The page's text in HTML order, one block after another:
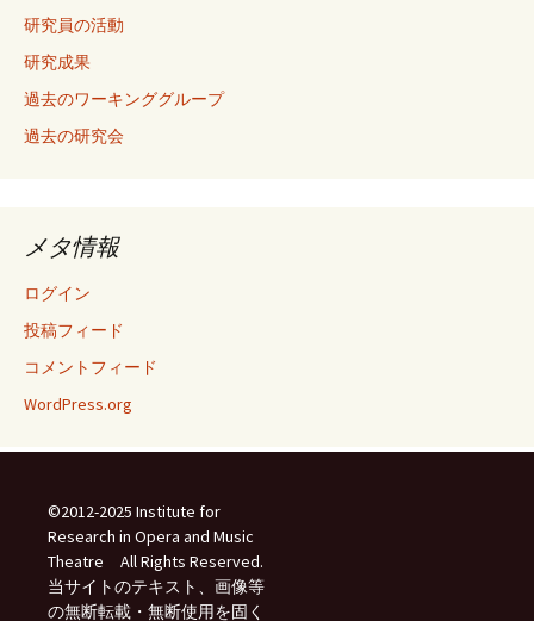
研究員の活動
研究成果
過去のワーキンググループ
過去の研究会
メタ情報
ログイン
投稿フィード
コメントフィード
WordPress.org
©2012-2025 Institute for
Research in Opera and Music
Theatre All Rights Reserved.
当サイトのテキスト、画像等
の無断転載・無断使用を固く